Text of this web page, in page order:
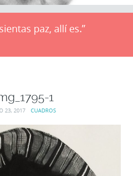
paz, allí es.”
1
23, 2017 CUADROS